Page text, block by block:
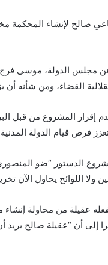
صالح لإنشاء المحكمة
عن مجلس الدولة، موسى
القضاء، ومن شأنه أن
المشروع من قبل
فرص قيام الدولة المدنية
الدستور “ضو
ولا اللوائح يحاول الآن
عقيلة من محاولة
إلى أن “عقيلة صالح